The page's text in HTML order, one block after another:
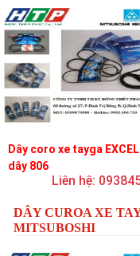
Dây coro xe tayga
dây 806
Liên hệ:
DÂY CUROA XE
MITSUBOSHI